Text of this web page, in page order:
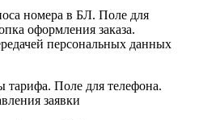
номера в БЛ. Поле для
оформления заказа.
персональных данных
тарифа. Поле для телефона.
заявки